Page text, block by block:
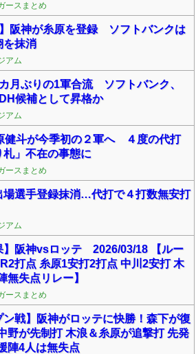
ースまとめ
】阪神が糸原を登録 ソフトバンクは
を抹消
アム
月ぶりの1軍合流 ソフトバンク、
候補として昇格か
アム
健斗が今季初の２軍へ ４度の代打
」不在の事態に
ースまとめ
場選手登録抹消…代打で４打数無安打
アム
】阪神vsロッテ 2026/03/18 【ルー
打点 糸原1安打2打点 中川2安打 木
無失点リレー】
ースまとめ
ン戦】阪神がロッテに快勝！森下が復
野が先制打 木浪＆糸原が追撃打 先発
陣4人は無失点